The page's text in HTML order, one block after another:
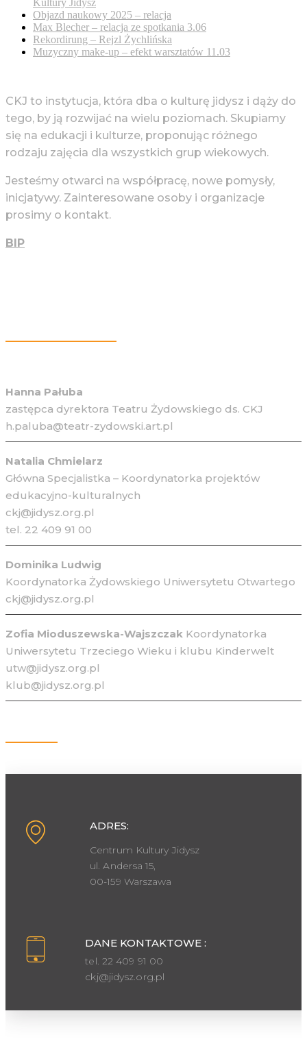
Objazd naukowy 2025 – relacja
Max Blecher – relacja ze spotkania 3.06
Rekordirung – Rejzl Żychlińska
Muzyczny make-up – efekt warsztatów 11.03
CKJ to instytucja, która dba o kulturę jidysz i dąży do
tego, by ją rozwijać na wielu poziomach. Skupiamy
się na edukacji i kulturze, proponując różnego
rodzaju zajęcia dla wszystkich grup wiekowych.
Jesteśmy otwarci na współpracę, nowe pomysły,
inicjatywy. Zainteresowane osoby i organizacje
prosimy o kontakt.
BIP
Hanna Pałuba
zastępca dyrektora Teatru Żydowskiego ds. CKJ
h.paluba@teatr-zydowski.art.pl
Natalia Chmielarz
Główna Specjalistka – Koordynatorka projektów
edukacyjno-kulturalnych
ckj@jidysz.org.pl
tel. 22 409 91 00
Dominika Ludwig
Koordynatorka Żydowskiego Uniwersytetu Otwartego
ckj@jidysz.org.pl
Zofia Mioduszewska-Wajszczak Koordynatorka
Uniwersytetu Trzeciego Wieku i klubu Kinderwelt
utw@jidysz.org.pl
klub@jidysz.org.pl
ADRES:
Centrum Kultury Jidysz
ul. Andersa 15,
00-159 Warszawa
DANE KONTAKTOWE :
tel. 22 409 91 00
ckj@jidysz.org.pl